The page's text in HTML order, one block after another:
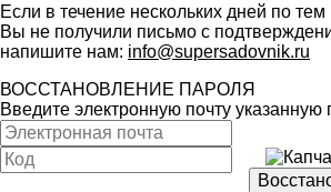
Если в течение нескольких дней по
Вы не получили письмо с
напишите нам: info@supersadovnik.ru
ВОССТАНОВЛЕНИЕ ПАРОЛЯ
Введите электронную почту указанную